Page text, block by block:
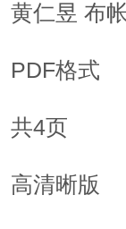
黄仁昱 布
PDF格式
共4页
高清晰版